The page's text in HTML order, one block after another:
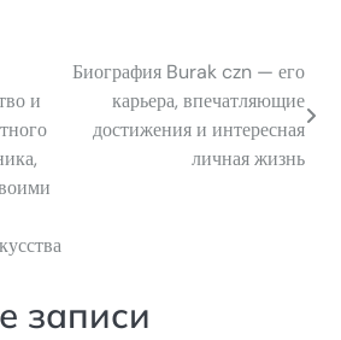
и
Биография Burak czn — его
карьера, впечатляющие
достижения и интересная
личная жизнь
записи